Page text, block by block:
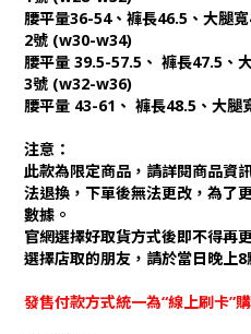
腰平量36-54、褲長46.5、大腿
2號 (w30-w34)
腰平量 39.5-57.5、 褲長47.5、
3號 (w32-w36)
腰平量 43-61、 褲長48.5、大腿
注意：
此款為限定商品，請詳閱商品資
法退換，下單後無法更改，為了
數據。
官網選擇好取貨方式後即不得再
選擇店取的朋友，請於當日晚上
發售付款方式統一為“線上刷卡”